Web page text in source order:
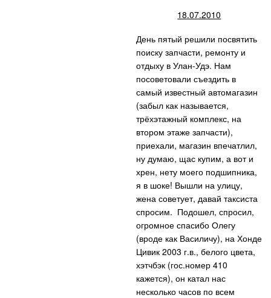
18.07.2010
День пятый решили посвятить
поиску запчасти, ремонту и
отдыху в Улан-Удэ. Нам
посоветовали съездить в
самый известный автомагазин
(забыл как называется,
трёхэтажный комплекс, на
втором этаже запчасти),
приехали, магазин впечатлил,
ну думаю, щас купим, а вот и
хрен, нету моего подшипника,
я в шоке! Вышли на улицу,
жена советует, давай таксиста
спросим. Подошел, спросил,
огромное спасибо Олегу
(вроде как Василичу), на Хонде
Цивик 2003 г.в., белого цвета,
хэтчбэк (гос.номер 410
кажется), он катал нас
несколько часов по всем